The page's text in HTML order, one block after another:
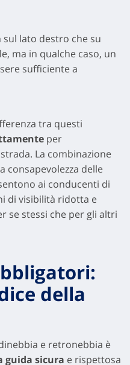
lato destro che su
ma in qualche caso, un
sufficiente a
tra questi
per
La combinazione
consapevolezza delle
ai conducenti di
di visibilità ridotta e
se stessi che per gli altri
della
e retronebbia è
guida sicura e rispettosa